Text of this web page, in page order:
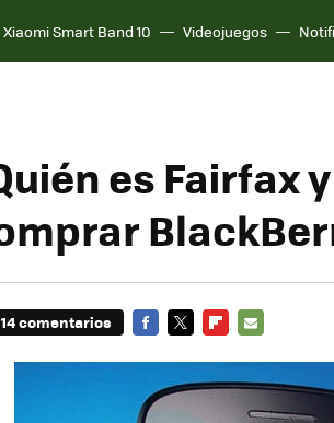
Xiaomi Smart Band 10 Videojuegos
es Fairfax
14 comentarios